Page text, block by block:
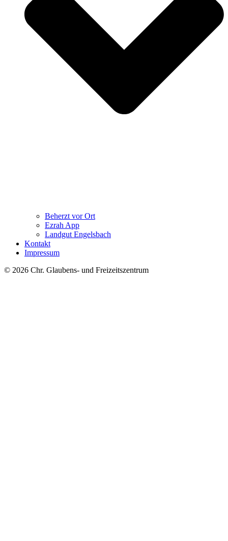
Beherzt vor Ort
Ezrah App
Landgut Engelsbach
Kontakt
Impressum
© 2026 Chr. Glaubens- und Freizeitszentrum